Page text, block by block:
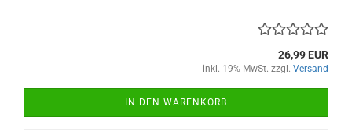
26,99 EUR
inkl. 19% MwSt. zzgl. Versand
IN DEN WARENKORB